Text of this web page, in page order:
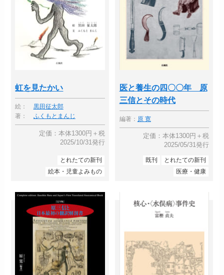
虹を見たかい
絵：
黒田征太郎
著：
ふくもとまんじ
定価：本体1300円＋税
2025/10/31発行
とれたての新刊
絵本・児童よみもの
医と養生の四〇〇年 原
三信とその時代
編著： 原 寛
定価：本体1300円＋税
2025/05/31発行
既刊
とれたての新刊
医療・健康